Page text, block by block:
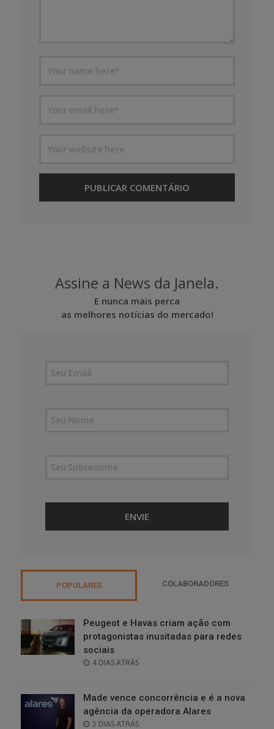
Assine a News da Janela.
E nunca mais perca
as melhores notícias do mercado!
POPULARES COLABORADORES
Peugeot e Havas criam ação com
protagonistas inusitadas para redes
sociais
POSTED
4 DIAS ATRÁS
Made vence concorrência e é a nova
agência da operadora Alares
POSTED
3 DIAS ATRÁS